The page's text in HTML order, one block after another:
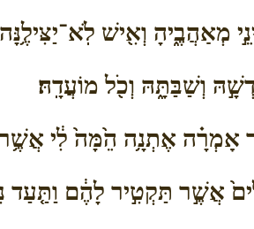
מְאַהֲבֶ֑יהָ וְאִ֖ישׁ לֹֽא־יַצִּילֶ֥נָּה
וְשַׁבַּתָּ֑הּ וְכֹ֖ל מוֹעֲדָֽהּ׃
אֶתְנָ֥ה הֵ֙מָּה֙ לִ֔י אֲשֶׁ֥ר
אֲשֶׁ֣ר תַּקְטִ֣יר לָהֶ֔ם וַתַּ֤עַד